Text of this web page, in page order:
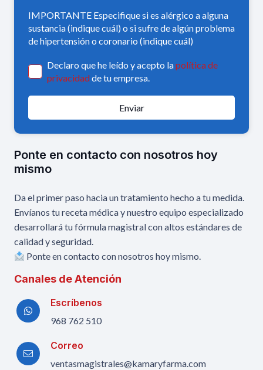
IMPORTANTE Especifique si es alérgico a alguna
sustancia (indique cuál) o si sufre de algún problema
de hipertensión o coronario (indique cuál)
Declaro que he leído y acepto lapolítica de
privacidad de tu empresa.
Enviar
Ponte en contacto con nosotros hoy
mismo
Da el primer paso hacia un tratamiento hecho a tu medida.
Envíanos tu receta médica y nuestro equipo especializado
desarrollará tu fórmula magistral con altos estándares de
calidad y seguridad.
Ponte en contacto con nosotros hoy mismo.
Canales de Atención
Escríbenos
968 762 510
Correo
ventasmagistrales@kamaryfarma.com